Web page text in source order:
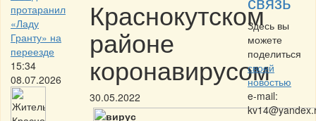
протаранил
«Ладу
Гранту» на
переезде
15:34
08.07.2026
Краснокутском
районе
коронавирусом
30.05.2022
Здесь вы
можете
поделиться
своей
новостью
e-mail: